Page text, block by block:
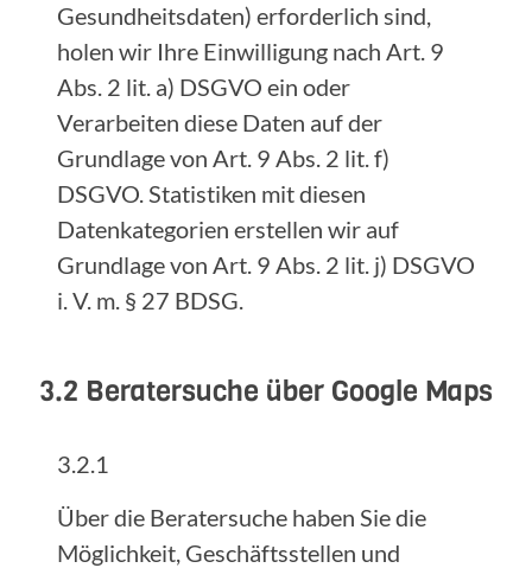
Gesundheitsdaten) erforderlich sind,
holen wir Ihre Einwilligung nach Art. 9
Abs. 2 lit. a) DSGVO ein oder
Verarbeiten diese Daten auf der
Grundlage von Art. 9 Abs. 2 lit. f)
DSGVO. Statistiken mit diesen
Datenkategorien erstellen wir auf
Grundlage von Art. 9 Abs. 2 lit. j) DSGVO
i. V. m. § 27 BDSG.
3.2 Beratersuche über Google Maps
3.2.1
Über die Beratersuche haben Sie die
Möglichkeit, Geschäftsstellen und